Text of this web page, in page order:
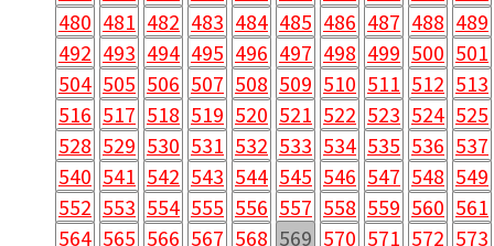
480 481 482 483 484 485 486 487 488 489
492 493 494 495 496 497 498 499 500 501
504 505 506 507 508 509 510 511 512 513
516 517 518 519 520 521 522 523 524 525
528 529 530 531 532 533 534 535 536 537
540 541 542 543 544 545 546 547 548 549
552 553 554 555 556 557 558 559 560 561
564 565 566 567 568 569 570 571 572 573